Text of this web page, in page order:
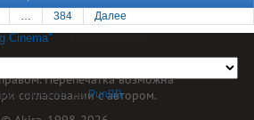
… 384 Далее
Cinema"
работает наPunBB
hkcinema.ru защищен
Перепечатка возможна
согласовании с автором.